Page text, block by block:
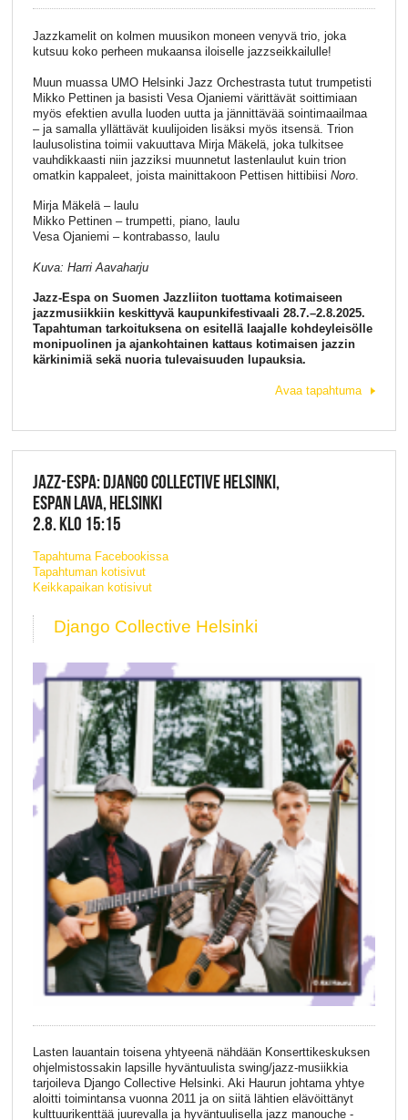
Jazzkamelit on kolmen muusikon moneen venyvä trio, joka
kutsuu koko perheen mukaansa iloiselle jazzseikkailulle!
Muun muassa UMO Helsinki Jazz Orchestrasta tutut trumpetisti
Mikko Pettinen ja basisti Vesa Ojaniemi värittävät soittimiaan
myös efektien avulla luoden uutta ja jännittävää sointimaailmaa
– ja samalla yllättävät kuulijoiden lisäksi myös itsensä. Trion
laulusolistina toimii vakuuttava Mirja Mäkelä, joka tulkitsee
vauhdikkaasti niin jazziksi muunnetut lastenlaulut kuin trion
omatkin kappaleet, joista mainittakoon Pettisen hittibiisi Noro.
Mirja Mäkelä – laulu
Mikko Pettinen – trumpetti, piano, laulu
Vesa Ojaniemi – kontrabasso, laulu
Kuva: Harri Aavaharju
Jazz-Espa on Suomen Jazzliiton tuottama kotimaiseen
jazzmusiikkiin keskittyvä kaupunkifestivaali 28.7.–2.8.2025.
Tapahtuman tarkoituksena on esitellä laajalle kohdeyleisölle
monipuolinen ja ajankohtainen kattaus kotimaisen jazzin
kärkinimiä sekä nuoria tulevaisuuden lupauksia.
Avaa tapahtuma
JAZZ-ESPA: DJANGO COLLECTIVE HELSINKI,
ESPAN LAVA, HELSINKI
2.8. KLO 15:15
Tapahtuma Facebookissa
Tapahtuman kotisivut
Keikkapaikan kotisivut
Django Collective Helsinki
Lasten lauantain toisena yhtyeenä nähdään Konserttikeskuksen
ohjelmistossakin lapsille hyväntuulista swing/jazz-musiikkia
tarjoileva Django Collective Helsinki. Aki Haurun johtama yhtye
aloitti toimintansa vuonna 2011 ja on siitä lähtien elävöittänyt
kulttuurikenttää juurevalla ja hyväntuulisella jazz manouche -